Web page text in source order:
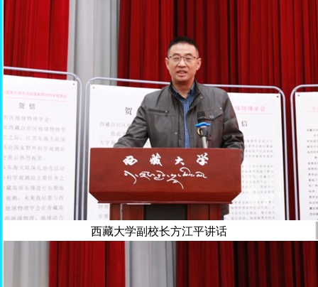
西藏大学副校长方江平讲话